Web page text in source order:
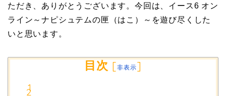
ただき、ありがとうございます。今回は、イース6 オン
ライン～ナピシュテムの匣（はこ）～を遊び尽くした
いと思います。
目次 [非表示]